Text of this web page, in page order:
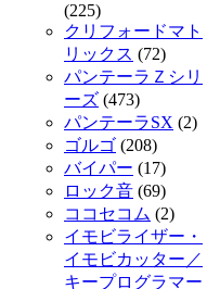
(225)
クリフォードマト
リックス (72)
パンテーラＺシリ
ーズ (473)
パンテーラSX (2)
ゴルゴ (208)
バイパー (17)
ロック音 (69)
ココセコム (2)
イモビライザー・
イモビカッター／
キープログラマー